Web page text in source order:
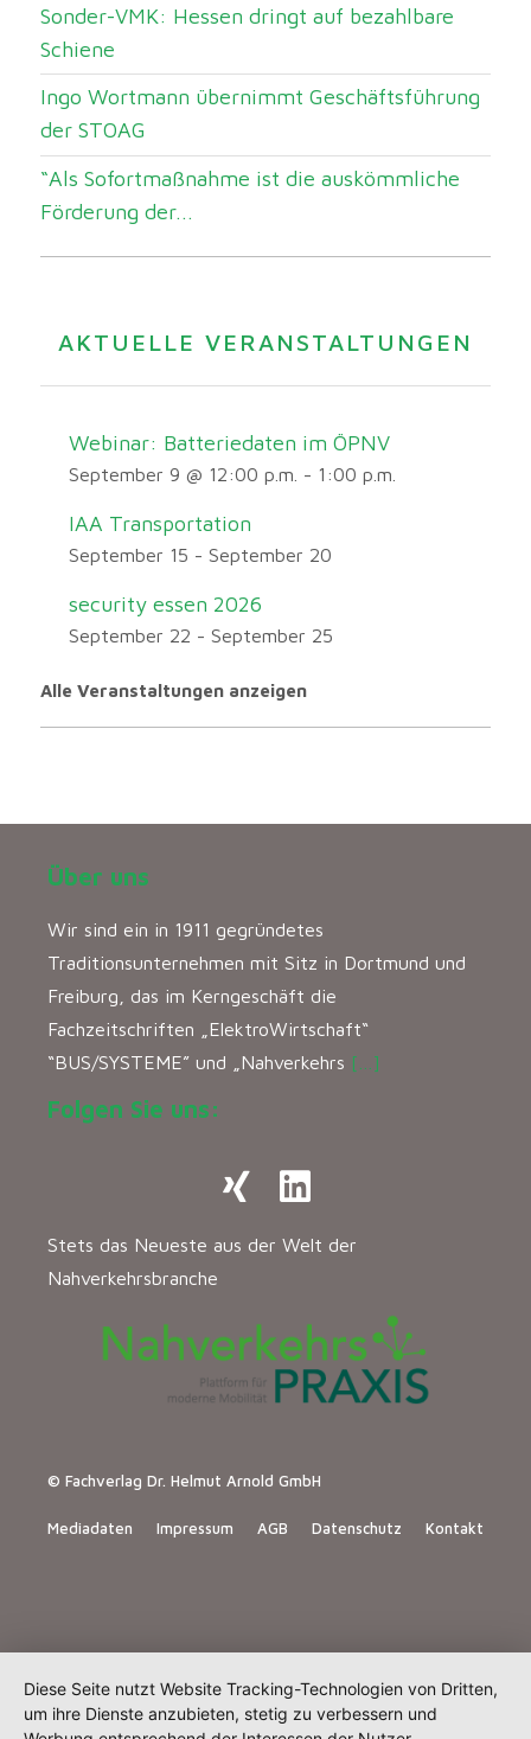
Sonder-VMK: Hessen dringt auf bezahlbare
Schiene
Ingo Wortmann übernimmt Geschäftsführung
der STOAG
“Als Sofortmaßnahme ist die auskömmliche
Förderung der...
AKTUELLE VERANSTALTUNGEN
Webinar: Batteriedaten im ÖPNV
September 9 @ 12:00 p.m. - 1:00 p.m.
IAA Transportation
September 15 - September 20
security essen 2026
September 22 - September 25
Alle Veranstaltungen anzeigen
Über uns
Wir sind ein in 1911 gegründetes
Traditionsunternehmen mit Sitz in Dortmund und
Freiburg, das im Kerngeschäft die
Fachzeitschriften „ElektroWirtschaft“
“BUS/SYSTEME” und „Nahverkehrs […]
Folgen Sie uns:
Stets das Neueste aus der Welt der
Nahverkehrsbranche
© Fachverlag Dr. Helmut Arnold GmbH
Mediadaten Impressum AGB Datenschutz Kontakt
Diese Seite nutzt Website Tracking-Technologien von Dritten,
um ihre Dienste anzubieten, stetig zu verbessern und